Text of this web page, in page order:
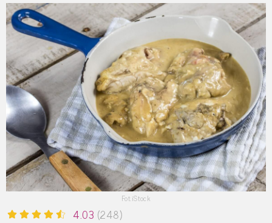
Fot.iStock
4.03 (248)